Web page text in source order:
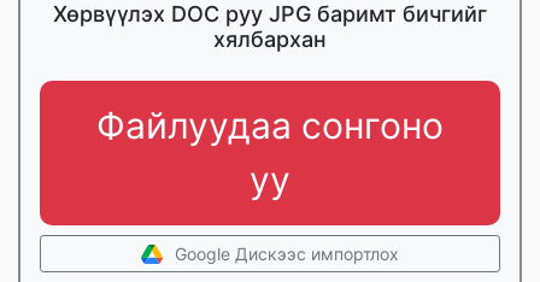
Хөрвүүлэх DOC руу JPG баримт бичгийг
хялбархан
Файлуудаа сонгоно
уу
Google Дискээс импортлох